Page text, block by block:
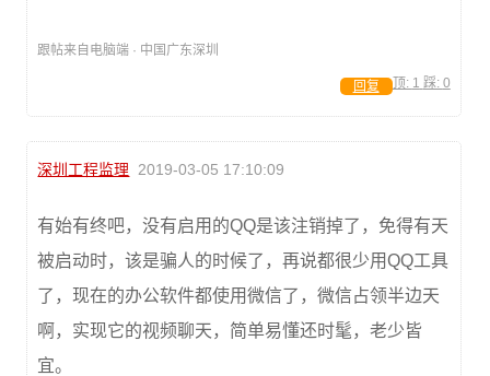
跟帖来自电脑端 · 中国广东深圳
顶: 1 踩: 0
回复
深圳工程监理 2019-03-05 17:10:09
有始有终吧，没有启用的QQ是该注销掉了，免得有天
被启动时，该是骗人的时候了，再说都很少用QQ工具
了，现在的办公软件都使用微信了，微信占领半边天
啊，实现它的视频聊天，简单易懂还时髦，老少皆
宜。